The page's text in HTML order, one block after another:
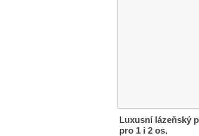
Luxusní lázeňský
pro 1 i 2 os.